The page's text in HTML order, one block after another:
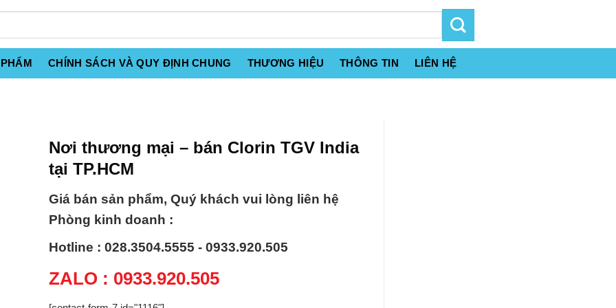
CHÍNH SÁCH VÀ QUY ĐỊNH CHUNG THƯƠNG HIỆU THÔNG TIN LIÊN HỆ
Nơi thương mại – bán Clorin TGV India
tại TP.HCM
Giá bán sản phẩm, Quý khách vui lòng liên hệ
Phòng kinh doanh :
Hotline : 028.3504.5555 - 0933.920.505
ZALO : 0933.920.505